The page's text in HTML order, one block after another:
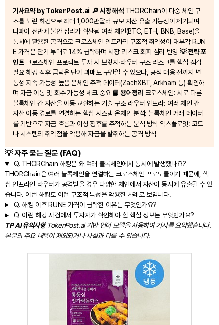
기사요약 by TokenPost.ai 🔎 시장 해석 THORChain이 다중 체인 구
조를 노린 해킹으로 최대 1,000만달러 규모 자산 유출 가능성이 제기되며
디파이 전반에 불안 심리가 확산됨 여러 체인(BTC, ETH, BNB, Base)을
동시에 활용한 공격으로 크로스체인 인프라의 구조적 취약성이 재부각 RUN
E 가격은 단기 투매로 14% 급락하며 시장 리스크 회피 심리 반영 💡 전략 포
인트크로스체인 프로젝트 투자 시 브릿지·라우터 구조 리스크를 핵심 점검
필요 해킹 직후 급락은 단기 과매도 구간일 수 있으나, 공식 대응 전까지 변
동성 지속 가능성 높음 온체인 추적 데이터(ZachXBT, Arkham 등) 확인하
며 자금 이동 및 회수 가능성 체크 중요 📘 용어정리 크로스체인: 서로 다른
블록체인 간 자산을 이동·교환하는 기술 구조 라우터 인프라: 여러 체인 간
자산 이동 경로를 연결하는 핵심 시스템 온체인 분석: 블록체인 거래 데이터
를 기반으로 자금 흐름과 이상 징후를 추적하는 분석 방식 익스플로잇: 코드
나 시스템의 취약점을 악용해 자금을 탈취하는 공격 방식
💡 자주 묻는 질문 (FAQ)
Q. THORChain 해킹은 왜 여러 블록체인에서 동시에 발생했나요?
THORChain은 여러 블록체인을 연결하는 크로스체인 프로토콜이기 때문에, 핵
심 인프라인 라우터가 공격받을 경우 다양한 체인에서 자산이 동시에 유출될 수 있
습니다. 이번 해킹도 이런 구조적 특성을 악용한 사례로 보입니다.
Q. 해킹 이후 RUNE 가격이 급락한 이유는 무엇인가요?
Q. 이런 해킹 사건에서 투자자가 확인해야 할 핵심 정보는 무엇인가요?
TP AI 유의사항TokenPost.ai 기반 언어 모델을 사용하여 기사를 요약했습니다.
본문의 주요 내용이 제외되거나 사실과 다를 수 있습니다.